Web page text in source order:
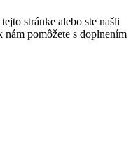
stránke alebo ste našli
pomôžete s doplnením